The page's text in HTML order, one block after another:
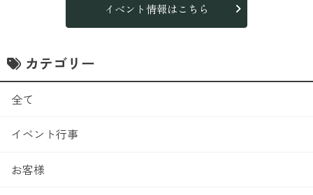
イベント情報はこちら
カテゴリー
全て
イベント行事
お客様